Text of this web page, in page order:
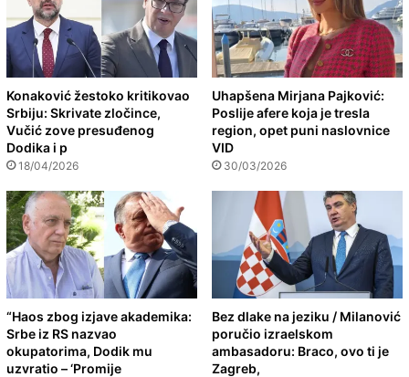
Konaković žestoko kritikovao
Srbiju: Skrivate zločince,
Vučić zove presuđenog
Dodika i p
18/04/2026
Uhapšena Mirjana Pajković:
Poslije afere koja je tresla
region, opet puni naslovnice
VID
30/03/2026
“Haos zbog izjave akademika:
Srbe iz RS nazvao
okupatorima, Dodik mu
uzvratio – ‘Promije
Bez dlake na jeziku / Milanović
poručio izraelskom
ambasadoru: Braco, ovo ti je
Zagreb,